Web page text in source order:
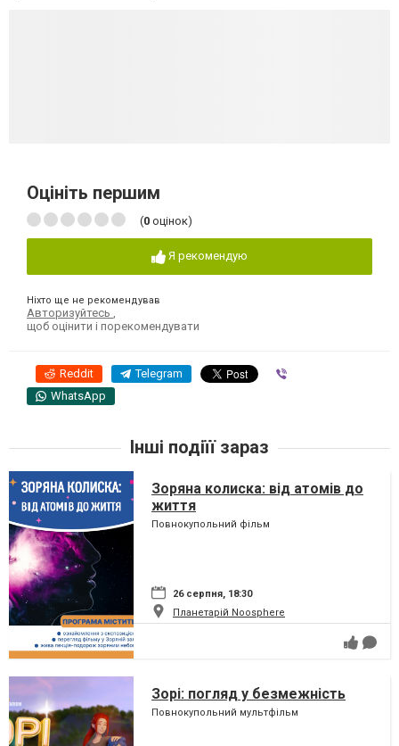
Оцініть першим
(0 оцінок)
Я рекомендую
Ніхто ще не рекомендував
Авторизуйтесь
щоб оцінити і порекомендувати
Reddit Telegram
WhatsApp
Інші подіїї зараз
Зоряна колиска: від атомів до
життя
Повнокупольний фільм
26 серпня, 18:30
Планетарій Noosphere
Зорі: погляд у безмежність
Повнокупольний мультфільм